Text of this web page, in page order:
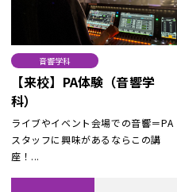
音響学科
【来校】PA体験（音響学
科）
ライブやイベント会場での音響＝PA
スタッフに興味があるならこの講
座！...